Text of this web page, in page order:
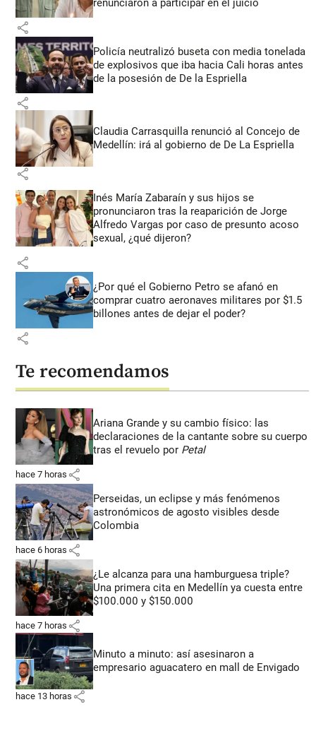
share
Policía neutralizó buseta con media tonelada
de explosivos que iba hacia Cali horas antes
de la posesión de De la Espriella
share
Claudia Carrasquilla renunció al Concejo de
Medellín: irá al gobierno de De La Espriella
share
Inés María Zabaraín y sus hijos se
pronunciaron tras la reaparición de Jorge
Alfredo Vargas por caso de presunto acoso
sexual, ¿qué dijeron?
share
¿Por qué el Gobierno Petro se afanó en
comprar cuatro aeronaves militares por $1.5
billones antes de dejar el poder?
share
Te recomendamos
Ariana Grande y su cambio físico: las
declaraciones de la cantante sobre su cuerpo
tras el revuelo por Petal
hace 7 horas share
Perseidas, un eclipse y más fenómenos
astronómicos de agosto visibles desde
Colombia
hace 6 horas share
¿Le alcanza para una hamburguesa triple?
Una primera cita en Medellín ya cuesta entre
$100.000 y $150.000
hace 7 horas share
Minuto a minuto: así asesinaron a
empresario aguacatero en mall de Envigado
hace 13 horas share